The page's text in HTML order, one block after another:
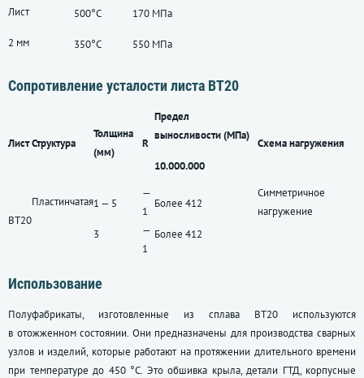
Лист
2 мм
500°С 170 МПа
350°С 550 МПа
Сопротивление усталости листа ВТ20
ЛистСтруктура
Толщина
(мм)
R
Предел
выносливости (МПа)
10.000.000
Схема нагружения
ВТ20
Пластинчатая1 — 5
3
—
1
Более 412
Более 412
Симметричное
нагружение
—
1
Использование
Полуфабрикаты, изготовленные из сплава ВТ20 используются
в отожженном состоянии. Они предназначены для производства сварных
узлов и изделий, которые работают на протяжении длительного времени
при температуре до 450 °C. Это обшивка крыла, детали ГТД, корпусные